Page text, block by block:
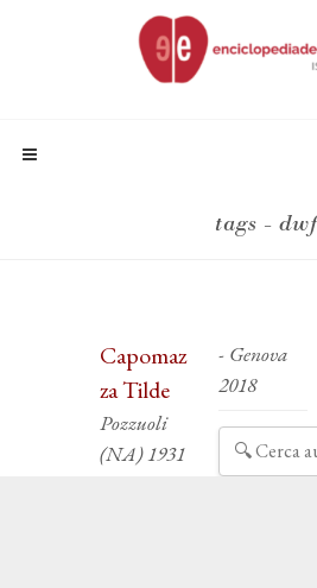
tags - dwf
Capomaz
za Tilde
Pozzuoli
(NA) 1931
- Genova
2018